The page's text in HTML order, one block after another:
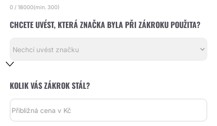
0 / 18000(min. 300)
CHCETE UVÉST, KTERÁ ZNAČKA BYLA PŘI ZÁKROKU POUŽITA?
KOLIK VÁS ZÁKROK STÁL?